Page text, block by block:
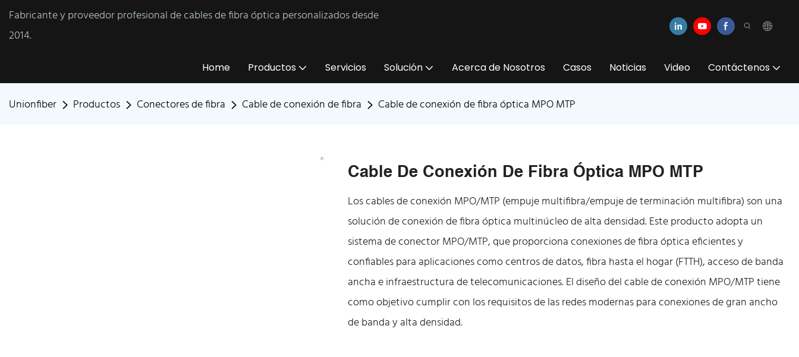
Fabricante y proveedor profesional de cables de fibra óptica personalizados desde
2014.
Home Productos Servicios Solución Acerca de Nosotros Casos Noticias Video Contáctenos
Unionfiber Productos Conectores de fibra Cable de conexión de fibra Cable de conexión de fibra óptica MPO MTP
Cable De Conexión De Fibra Óptica MPO MTP
Los cables de conexión MPO/MTP (empuje multifibra/empuje de terminación multifibra) son una
solución de conexión de fibra óptica multinúcleo de alta densidad. Este producto adopta un
sistema de conector MPO/MTP, que proporciona conexiones de fibra óptica eficientes y
confiables para aplicaciones como centros de datos, fibra hasta el hogar (FTTH), acceso de banda
ancha e infraestructura de telecomunicaciones. El diseño del cable de conexión MPO/MTP tiene
como objetivo cumplir con los requisitos de las redes modernas para conexiones de gran ancho
de banda y alta densidad.